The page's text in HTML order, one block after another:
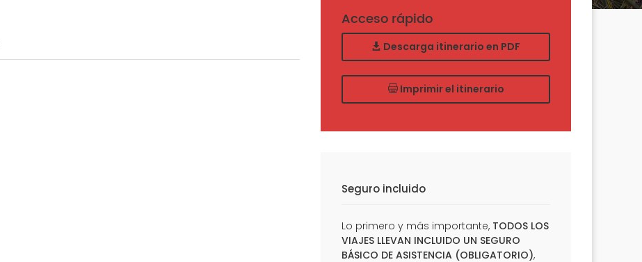
Acceso rápido
Descarga itinerario en PDF
Imprimir el itinerario
Seguro incluido
Lo primero y más importante, TODOS LOS
VIAJES LLEVAN INCLUIDO UN SEGURO
BÁSICO DE ASISTENCIA (OBLIGATORIO),